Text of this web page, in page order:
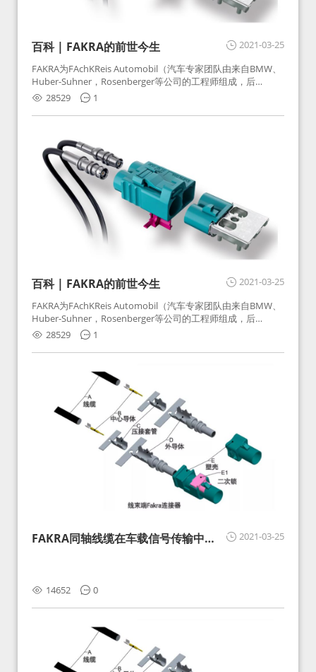
2021-03-25
百科 | FAKRA的前世今生
FAKRA为FAchKReis Automobil（汽车专家团队由来自BMW、
Huber-Suhner，Rosenberger等公司的工程师组成，后
Huber-Suhner相关连接器业务及技术在2010年并入
Rosenberger）缩写。起初为BMW需求用于车载收音机天线连
接，如今FAKRA已成为汽车行业通用标准的射频连接器，被业
28529 1
2021-03-25
百科 | FAKRA的前世今生
FAKRA为FAchKReis Automobil（汽车专家团队由来自BMW、
Huber-Suhner，Rosenberger等公司的工程师组成，后
Huber-Suhner相关连接器业务及技术在2010年并入
Rosenberger）缩写。起初为BMW需求用于车载收音机天线连
接，如今FAKRA已成为汽车行业通用标准的射频连接器，被业
28529 1
2021-03-25
FAKRA同轴线缆在车载信号传输中的
14652 0